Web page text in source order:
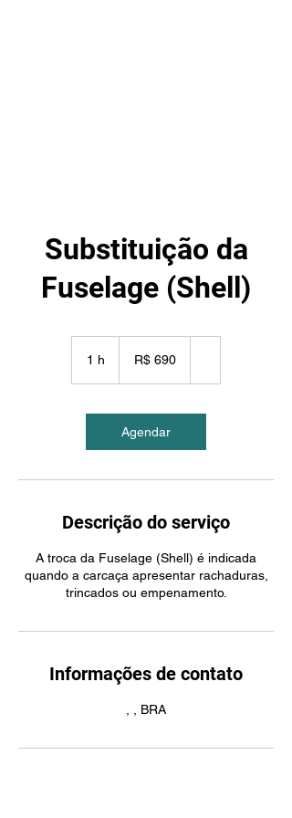
Substituição da
Fuselage (Shell)
1 h
brasileiros
R$ 690
Agendar
Descrição do serviço
A troca da Fuselage (Shell) é indicada
quando a carcaça apresentar rachaduras,
trincados ou empenamento.
Informações de contato
, , BRA